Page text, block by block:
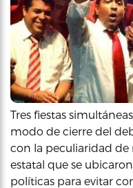
Tres fiestas
modo de cierre del
con la peculiaridad de
estatal que se
políticas para evitar